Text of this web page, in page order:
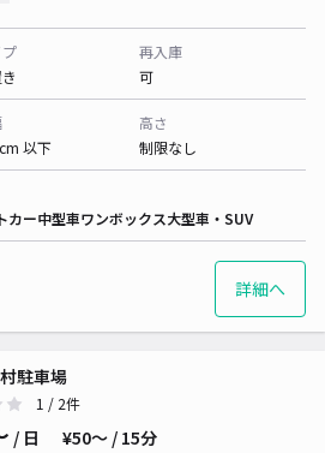
再入庫
可
以下
高さ
制限なし
カー中型車ワンボックス大型車・SUV
詳細へ
駐車場
1 / 2件
/ 日 ¥50〜 / 15分